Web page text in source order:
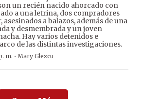
un recién nacido ahorcado con
a una letrina, dos compradores
asesinados a balazos, además de una
y desmembrada y un joven
Hay varios detenidos e
de las distintas investigaciones.
m. · Mary Glezcu